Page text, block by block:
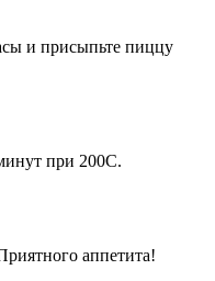
и присыпьте пиццу
при 200С.
аппетита!